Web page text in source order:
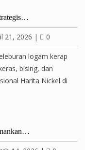
21, 2026 | 0
logam kerap
bising, dan
Harita Nickel di